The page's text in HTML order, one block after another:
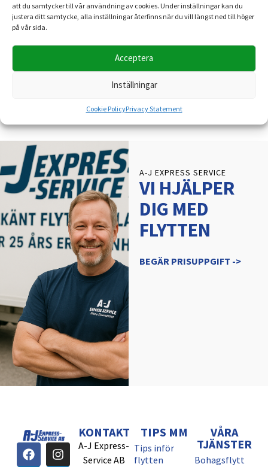
att du samtycker till vår användning av cookies. Under inställningar kan du
justera ditt samtycke, alla inställningar återfinns när du vill längst ned till höger
på vår sida.
Acceptera
Inställningar
Cookie PolicyPrivacy Statement
Läs mer
A-J EXPRESS SERVICE
VI HJÄLPER
DIG MED
FLYTTEN
BEGÄR PRISUPPGIFT ->
KONTAKT
A-J Express-
Service AB
TIPS MM
Tips inför
flytten
VÅRA
TJÄNSTER
Bohagsflytt